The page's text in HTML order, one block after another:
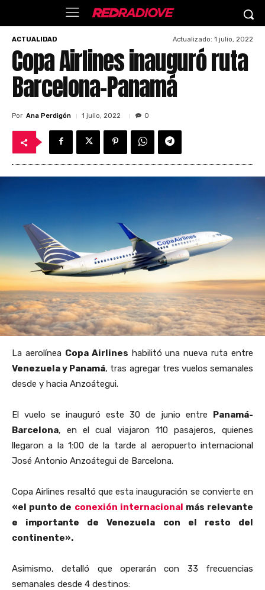
ACTUALIDAD Actualizado: 1 julio, 2022
Copa Airlines inauguró ruta
Barcelona-Panamá
Por Ana Perdigón 1 julio, 2022 0
La aerolínea Copa Airlines habilitó una nueva ruta entre
Venezuela y Panamá, tras agregar tres vuelos semanales
desde y hacia Anzoátegui.
El vuelo se inauguró este 30 de junio entre Panamá-
Barcelona, en el cual viajaron 110 pasajeros, quienes
llegaron a la 1:00 de la tarde al aeropuerto internacional
José Antonio Anzoátegui de Barcelona.
Copa Airlines resaltó que esta inauguración se convierte en
«el punto de conexión internacional más relevante
e importante de Venezuela con el resto del
continente».
Asimismo, detalló que operarán con 33 frecuencias
semanales desde 4 destinos: